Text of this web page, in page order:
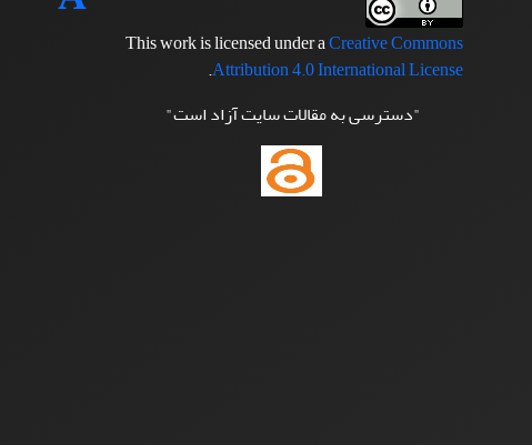
This work is licensed under aCreative Commons
Attribution 4.0 International License
.
"دسترسی به مقالات سایت آزاد است"